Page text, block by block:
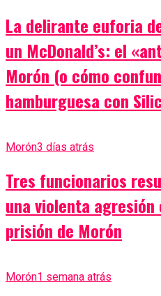
La delirante euforia
un McDonald’s: el
Morón (o cómo
hamburguesa con
Morón3 días atrás
Tres funcionarios
una violenta
prisión de Morón
Morón1 semana atrás